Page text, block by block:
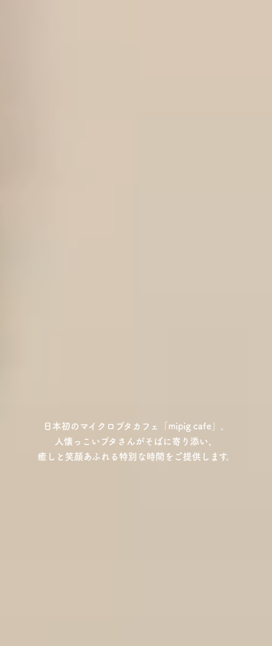
日本初のマイクロブタカフェ「mipig cafe」。
人懐っこいブタさんがそばに寄り添い、
癒しと笑顔あふれる特別な時間をご提供します。